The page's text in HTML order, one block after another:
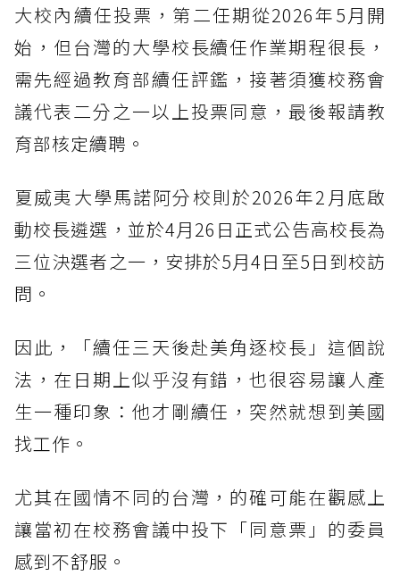
大校內續任投票，第二任期從2026年5月開
始，但台灣的大學校長續任作業期程很長，
需先經過教育部續任評鑑，接著須獲校務會
議代表二分之一以上投票同意，最後報請教
育部核定續聘。
夏威夷大學馬諾阿分校則於2026年2月底啟
動校長遴選，並於4月26日正式公告高校長為
三位決選者之一，安排於5月4日至5日到校訪
問。
因此，「續任三天後赴美角逐校長」這個說
法，在日期上似乎沒有錯，也很容易讓人產
生一種印象：他才剛續任，突然就想到美國
找工作。
尤其在國情不同的台灣，的確可能在觀感上
讓當初在校務會議中投下「同意票」的委員
感到不舒服。